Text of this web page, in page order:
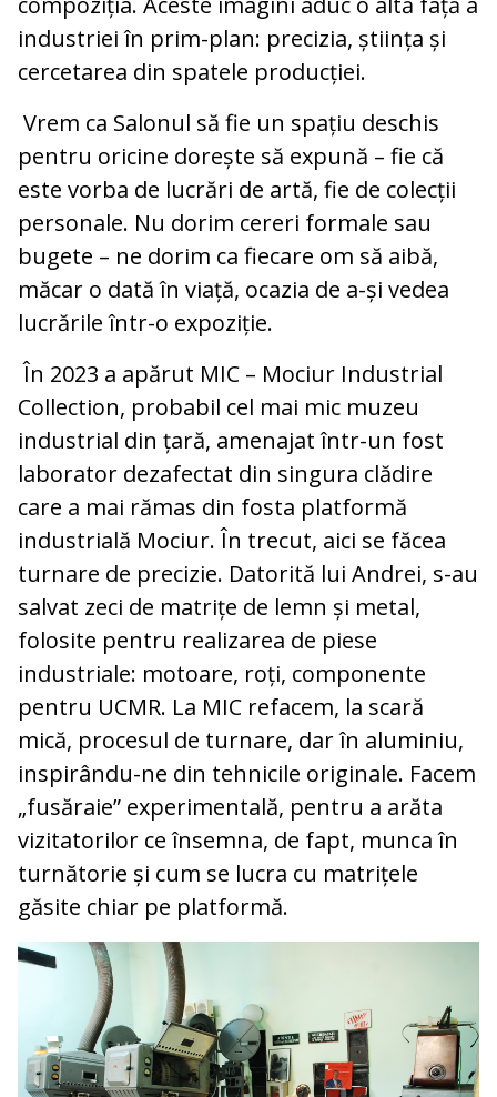
industriei în prim-plan: precizia, știința și
cercetarea din spatele producției.
Vrem ca Salonul să fie un spațiu deschis
pentru oricine dorește să expună – fie că
este vorba de lucrări de artă, fie de colecții
personale. Nu dorim cereri formale sau
bugete – ne dorim ca fiecare om să aibă,
măcar o dată în viață, ocazia de a-și vedea
lucrările într-o expoziție.
În 2023 a apărut MIC – Mociur Industrial
Collection, probabil cel mai mic muzeu
industrial din țară, amenajat într-un fost
laborator dezafectat din singura clădire
care a mai rămas din fosta platformă
industrială Mociur. În trecut, aici se făcea
turnare de precizie. Datorită lui Andrei, s-au
salvat zeci de matrițe de lemn și metal,
folosite pentru realizarea de piese
industriale: motoare, roți, componente
pentru UCMR. La MIC refacem, la scară
mică, procesul de turnare, dar în aluminiu,
inspirându-ne din tehnicile originale. Facem
„fusăraie” experimentală, pentru a arăta
vizitatorilor ce însemna, de fapt, munca în
turnătorie și cum se lucra cu matrițele
găsite chiar pe platformă.